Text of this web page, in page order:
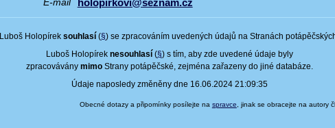
E-mail holopirkovi@seznam.cz
Luboš Holopíreksouhlasí (§) se zpracováním uvedených údajů na Stranách
Luboš Holopírek nesouhlasí(§) s tím, aby zde uvedené údaje byly
zpracovávány mimoStrany potápěčské, zejména zařazeny do jiné databáze.
Údaje naposledy změněny dne 16.06.2024 21:09:35
Obecné dotazy a připomínky posílejte na spravce , jinak se obracejte na autory